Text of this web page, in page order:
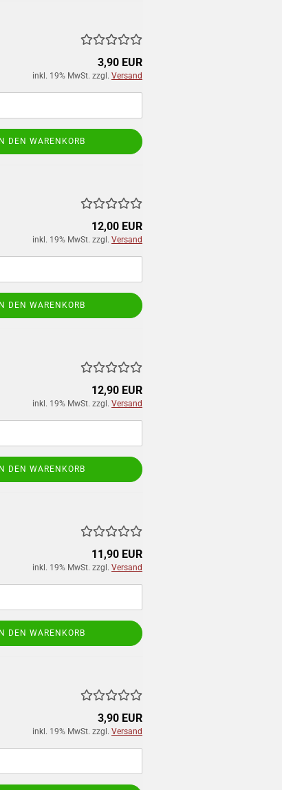
3,90 EUR
inkl. 19% MwSt. zzgl. Versand
IN DEN WARENKORB
12,00 EUR
inkl. 19% MwSt. zzgl. Versand
IN DEN WARENKORB
12,90 EUR
inkl. 19% MwSt. zzgl. Versand
IN DEN WARENKORB
11,90 EUR
inkl. 19% MwSt. zzgl. Versand
IN DEN WARENKORB
3,90 EUR
inkl. 19% MwSt. zzgl. Versand